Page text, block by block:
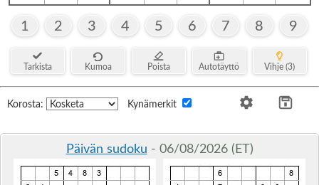
1 2 3 4 5 6 7 8 9
Tarkista Kumoa Poista Autotäyttö Vihje (3)
Korosta: Kynämerkit
Päivän sudoku - 06/08/2026 (ET)